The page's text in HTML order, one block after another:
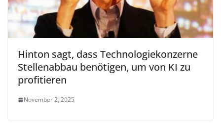
Hinton sagt, dass Technologiekonzerne
Stellenabbau benötigen, um von KI zu
profitieren
November 2, 2025